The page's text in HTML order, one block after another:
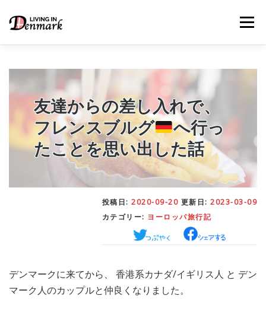
メニュー
LIFE TIPS – 生活便利帳 FOOD – ごはん事情
STUDY – 留学関連情報
WORK– デンマークの働き方
– 日本人の考察
MEDIA– メディア掲載 TRAVEL– 旅行
友達からの差し入れで、
フレンスブルグ
へ行っ
たことを思い出した話
投稿日: 2020-09-20 更新日: 2023-03-09
カテゴリー: ヨーロッパ旅行記
デンマークに来てから、 香港系カナダ/イギリス人 と デン
マーク人のカップルと仲良くなりました。